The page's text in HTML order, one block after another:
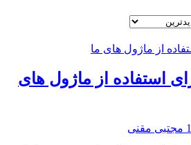
استفاده از ماژول های
مجتبی مقنی